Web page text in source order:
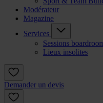
Modérateur
Magazine
Services
Sessions
Lieux insolites
Demander un devis